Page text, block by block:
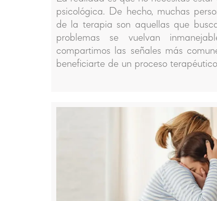
psicológica. De hecho, muchas
de la terapia son aquellas que
problemas se vuelvan
compartimos las señales más
beneficiarte de un proceso